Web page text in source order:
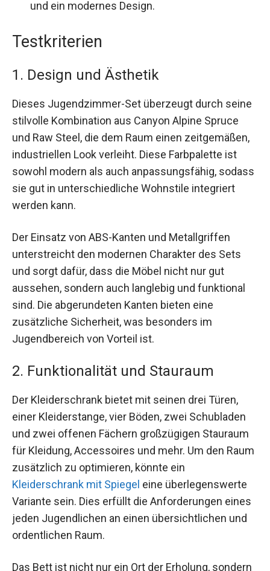
und ein modernes Design.
Testkriterien
1. Design und Ästhetik
Dieses Jugendzimmer-Set überzeugt durch seine
stilvolle Kombination aus Canyon Alpine Spruce
und Raw Steel, die dem Raum einen zeitgemäßen,
industriellen Look verleiht. Diese Farbpalette ist
sowohl modern als auch anpassungsfähig, sodass
sie gut in unterschiedliche Wohnstile integriert
werden kann.
Der Einsatz von ABS-Kanten und Metallgriffen
unterstreicht den modernen Charakter des Sets
und sorgt dafür, dass die Möbel nicht nur gut
aussehen, sondern auch langlebig und funktional
sind. Die abgerundeten Kanten bieten eine
zusätzliche Sicherheit, was besonders im
Jugendbereich von Vorteil ist.
2. Funktionalität und Stauraum
Der Kleiderschrank bietet mit seinen drei Türen,
einer Kleiderstange, vier Böden, zwei Schubladen
und zwei offenen Fächern großzügigen Stauraum
für Kleidung, Accessoires und mehr. Um den Raum
zusätzlich zu optimieren, könnte ein
Kleiderschrank mit Spiegel eine überlegenswerte
Variante sein. Dies erfüllt die Anforderungen eines
jeden Jugendlichen an einen übersichtlichen und
ordentlichen Raum.
Das Bett ist nicht nur ein Ort der Erholung, sondern